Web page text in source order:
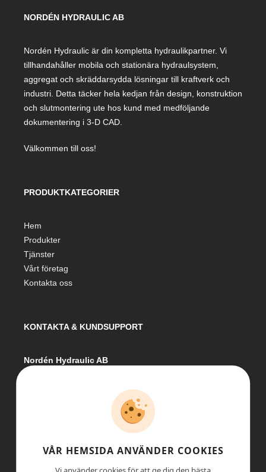
NORDÉN HYDRAULIC AB
Nordén Hydraulic är din kompletta hydraulikpartner. Vi
tillhandahåller mobila och stationära hydraulsystem,
aggregat och skräddarsydda lösningar till kraftverk och
industri. Detta täcker hela kedjan från design, konstruktion
och slutmontering ute hos kund med medföljande
dokumentering i 3-D CAD.
Välkommen till oss!
PRODUKTKATEGORIER
Hem
Produkter
Tjänster
Vårt företag
Kontakta oss
KONTAKTA & KUNDSUPPORT
Nordén Hydraulic AB
info@nordenhydraulic.se
Org-nr: 556531-8424
VÅR HEMSIDA ANVÄNDER COOKIES